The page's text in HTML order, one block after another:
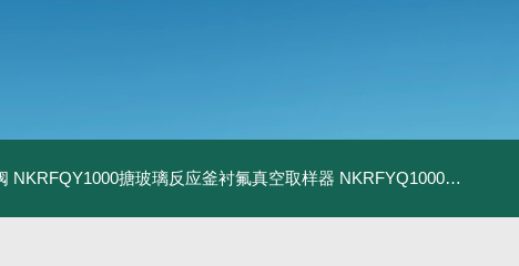
NKRFQY1000搪玻璃反应釜衬氟真空取样器 NKRFYQ1000电动密闭取样装置